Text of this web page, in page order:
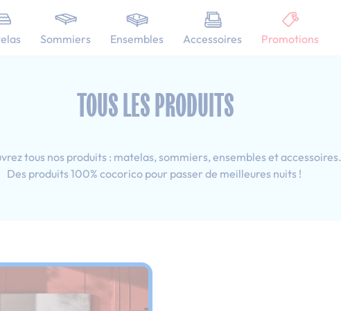
Sommiers Ensembles Accessoires Promotions
cm
TOUS LES PRODUITS
tous nos produits : matelas, sommiers, ensembles et accessoires.
Des produits 100% cocorico pour passer de meilleures nuits !